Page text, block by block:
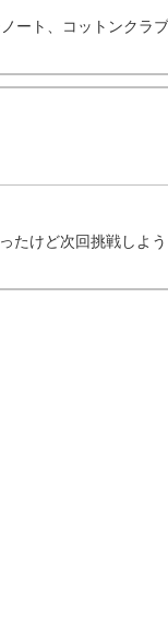
ト、コットンクラ
けど次回挑戦しよ